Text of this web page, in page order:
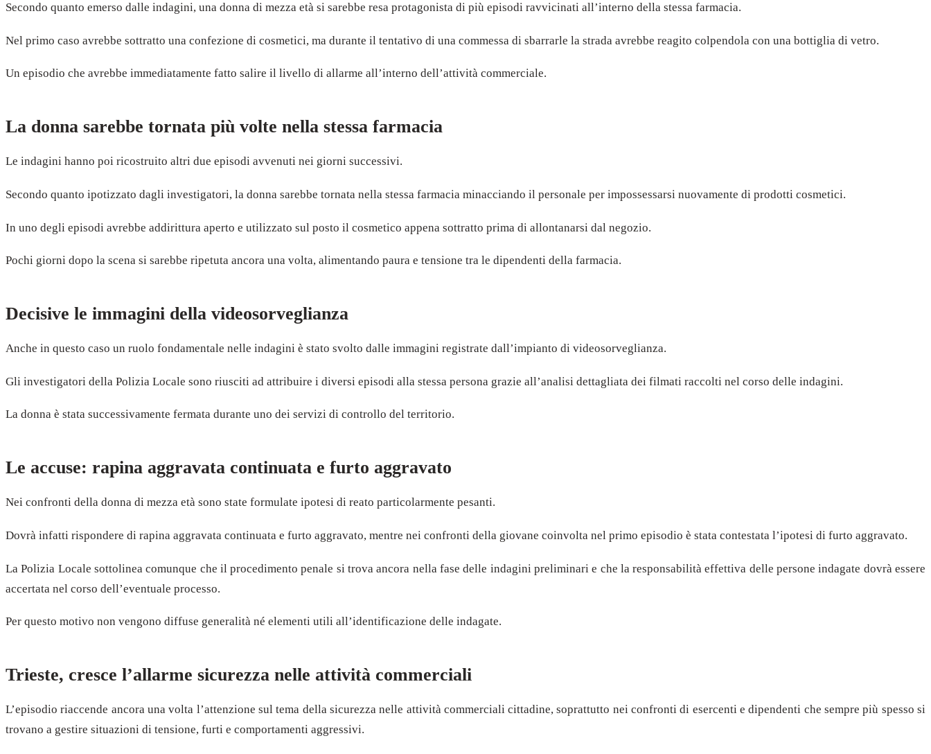
Secondo quanto emerso dalle indagini, una donna di mezza età si sarebbe resa protagonista di più episodi ravvicinati all’interno della stessa farmacia.
Nel primo caso avrebbe sottratto una confezione di cosmetici, ma durante il tentativo di una commessa di sbarrarle la strada avrebbe reagito colpendola con una bottiglia di vetro.
Un episodio che avrebbe immediatamente fatto salire il livello di allarme all’interno dell’attività commerciale.
La donna sarebbe tornata più volte nella stessa farmacia
Le indagini hanno poi ricostruito altri due episodi avvenuti nei giorni successivi.
Secondo quanto ipotizzato dagli investigatori, la donna sarebbe tornata nella stessa farmacia minacciando il personale per impossessarsi nuovamente di prodotti cosmetici.
In uno degli episodi avrebbe addirittura aperto e utilizzato sul posto il cosmetico appena sottratto prima di allontanarsi dal negozio.
Pochi giorni dopo la scena si sarebbe ripetuta ancora una volta, alimentando paura e tensione tra le dipendenti della farmacia.
Decisive le immagini della videosorveglianza
Anche in questo caso un ruolo fondamentale nelle indagini è stato svolto dalle immagini registrate dall’impianto di videosorveglianza.
Gli investigatori della Polizia Locale sono riusciti ad attribuire i diversi episodi alla stessa persona grazie all’analisi dettagliata dei filmati raccolti nel corso delle indagini.
La donna è stata successivamente fermata durante uno dei servizi di controllo del territorio.
Le accuse: rapina aggravata continuata e furto aggravato
Nei confronti della donna di mezza età sono state formulate ipotesi di reato particolarmente pesanti.
Dovrà infatti rispondere di rapina aggravata continuata e furto aggravato, mentre nei confronti della giovane coinvolta nel primo episodio è stata contestata l’ipotesi di furto aggravato.
La Polizia Locale sottolinea comunque che il procedimento penale si trova ancora nella fase delle indagini preliminari e che la responsabilità effettiva delle persone indagate dovrà essere
accertata nel corso dell’eventuale processo.
Per questo motivo non vengono diffuse generalità né elementi utili all’identificazione delle indagate.
Trieste, cresce l’allarme sicurezza nelle attività commerciali
L’episodio riaccende ancora una volta l’attenzione sul tema della sicurezza nelle attività commerciali cittadine, soprattutto nei confronti di esercenti e dipendenti che sempre più spesso si
trovano a gestire situazioni di tensione, furti e comportamenti aggressivi.